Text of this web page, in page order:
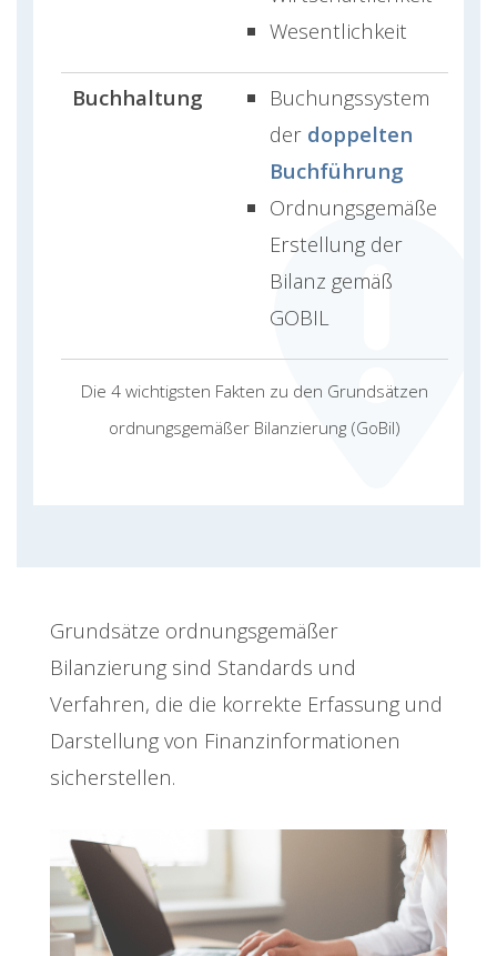
Die 4 wichtigsten Fakten zu den Grundsätzen
ordnungsgemäßer Bilanzierung (GoBil)
Wesentlichkeit
Buchhaltung
Buchungssystem
der doppelten
Buchführung
Ordnungsgemäße
Erstellung der
Bilanz gemäß
GOBIL
Grundsätze ordnungsgemäßer
Bilanzierung sind Standards und
Verfahren, die die korrekte Erfassung und
Darstellung von Finanzinformationen
sicherstellen.